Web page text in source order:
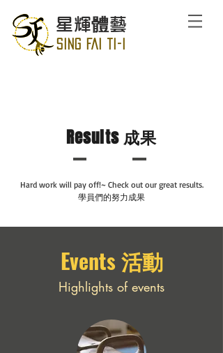
星輝體藝
SING FAI TI-I
Results 成果
Hard work will pay off!~ Check out our great results.
學員們的努力成果
Events 活動
Highlights of events